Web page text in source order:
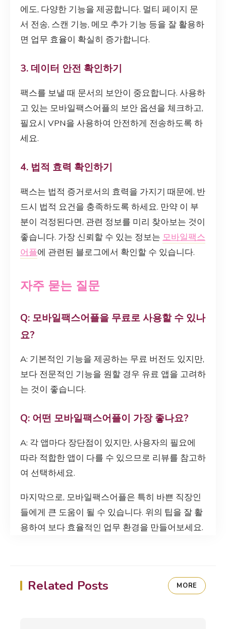
에도, 다양한 기능을 제공합니다. 멀티 페이지 문
서 전송, 스캔 기능, 메모 추가 기능 등을 잘 활용하
면 업무 효율이 확실히 증가합니다.
3. 데이터 안전 확인하기
팩스를 보낼 때 문서의 보안이 중요합니다. 사용하
고 있는 모바일팩스어플의 보안 옵션을 체크하고,
필요시 VPN을 사용하여 안전하게 전송하도록 하
세요.
4. 법적 효력 확인하기
팩스는 법적 증거로서의 효력을 가지기 때문에, 반
드시 법적 요건을 충족하도록 하세요. 만약 이 부
분이 걱정된다면, 관련 정보를 미리 찾아보는 것이
좋습니다. 가장 신뢰할 수 있는 정보는 모바일팩스
어플에 관련된 블로그에서 확인할 수 있습니다.
자주 묻는 질문
Q: 모바일팩스어플을 무료로 사용할 수 있나
요?
A: 기본적인 기능을 제공하는 무료 버전도 있지만,
보다 전문적인 기능을 원할 경우 유료 앱을 고려하
는 것이 좋습니다.
Q: 어떤 모바일팩스어플이 가장 좋나요?
A: 각 앱마다 장단점이 있지만, 사용자의 필요에
따라 적합한 앱이 다를 수 있으므로 리뷰를 참고하
여 선택하세요.
마지막으로, 모바일팩스어플은 특히 바쁜 직장인
들에게 큰 도움이 될 수 있습니다. 위의 팁을 잘 활
용하여 보다 효율적인 업무 환경을 만들어보세요.
Related Posts MORE